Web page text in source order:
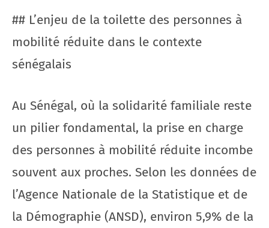
## L’enjeu de la toilette des personnes à
mobilité réduite dans le contexte
sénégalais
Au Sénégal, où la solidarité familiale reste
un pilier fondamental, la prise en charge
des personnes à mobilité réduite incombe
souvent aux proches. Selon les données de
l’Agence Nationale de la Statistique et de
la Démographie (ANSD), environ 5,9% de la